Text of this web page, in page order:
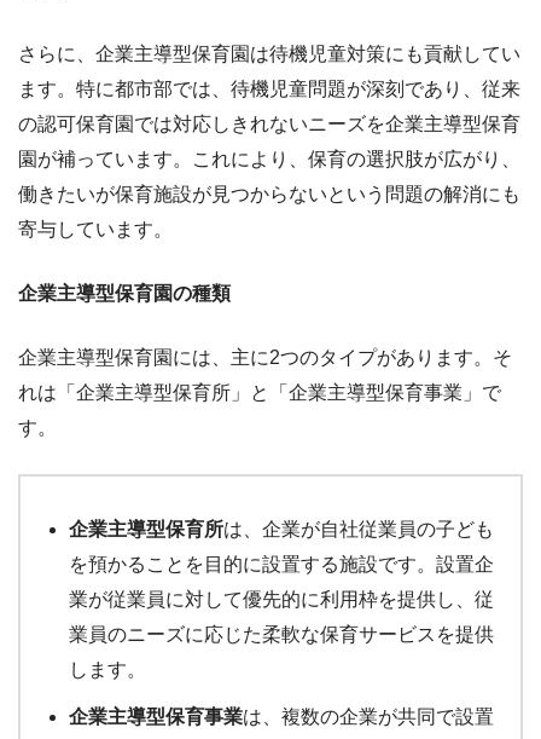
さらに、企業主導型保育園は待機児童対策にも貢献してい
ます。特に都市部では、待機児童問題が深刻であり、従来
の認可保育園では対応しきれないニーズを企業主導型保育
園が補っています。これにより、保育の選択肢が広がり、
働きたいが保育施設が見つからないという問題の解消にも
寄与しています。
企業主導型保育園の種類
企業主導型保育園には、主に2つのタイプがあります。そ
れは「企業主導型保育所」と「企業主導型保育事業」で
す。
企業主導型保育所は、企業が自社従業員の子ども
を預かることを目的に設置する施設です。設置企
業が従業員に対して優先的に利用枠を提供し、従
業員のニーズに応じた柔軟な保育サービスを提供
します。
企業主導型保育事業は、複数の企業が共同で設置